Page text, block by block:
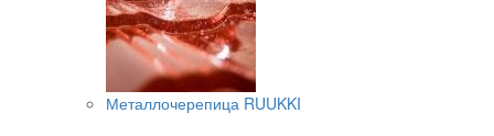
Металлочерепица RUUKKI